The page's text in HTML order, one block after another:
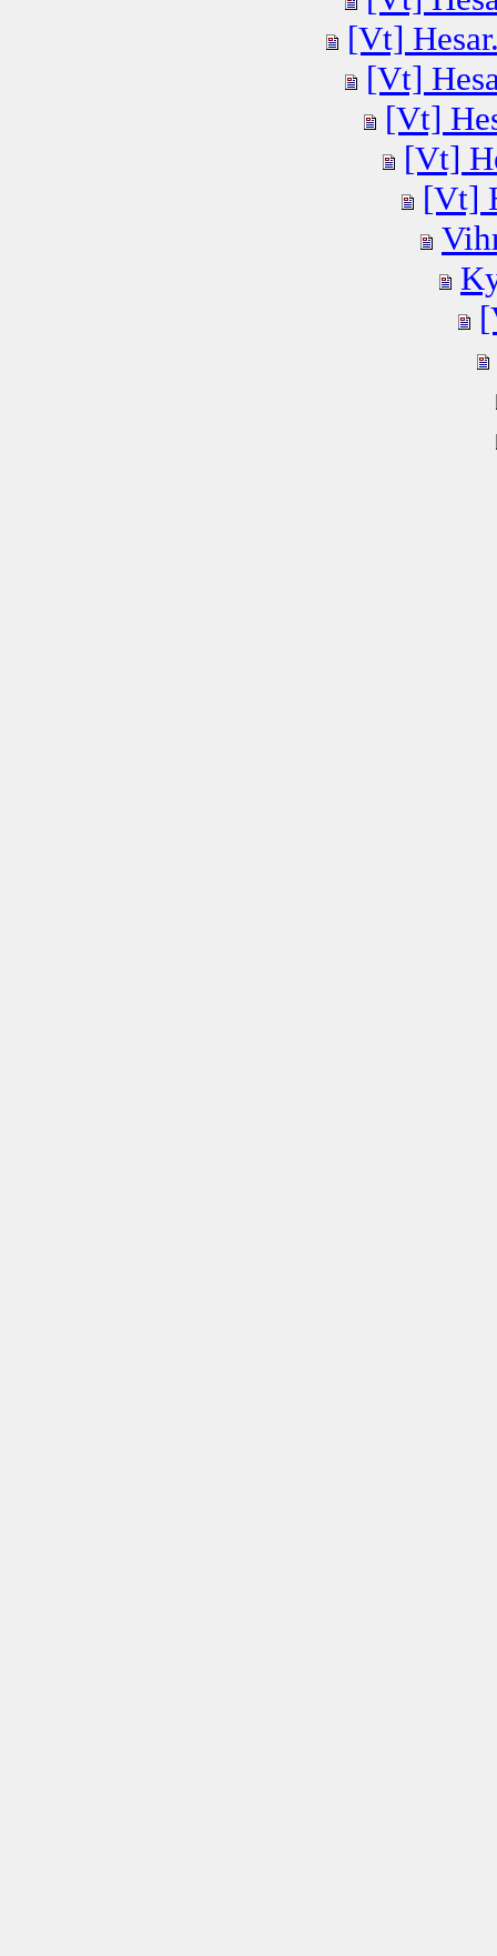
[Vt]
[Vt]
[Vt]
[Vt]
[Vt]